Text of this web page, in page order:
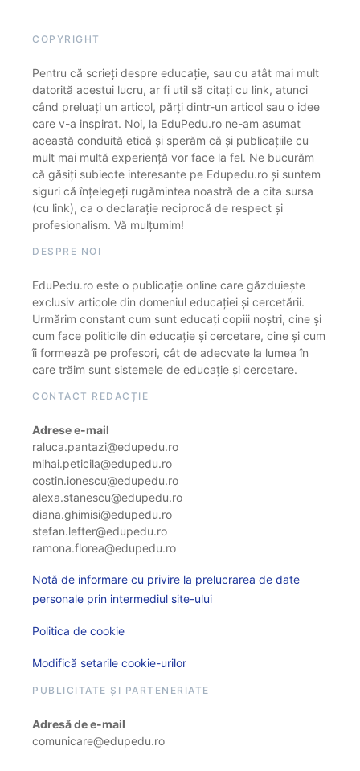
COPYRIGHT
Pentru că scrieți despre educație, sau cu atât mai mult
datorită acestui lucru, ar fi util să citați cu link, atunci
când preluați un articol, părți dintr-un articol sau o idee
care v-a inspirat. Noi, la EduPedu.ro ne-am asumat
această conduită etică și sperăm că și publicațiile cu
mult mai multă experiență vor face la fel. Ne bucurăm
că găsiți subiecte interesante pe Edupedu.ro și suntem
siguri că înțelegeți rugămintea noastră de a cita sursa
(cu link), ca o declarație reciprocă de respect și
profesionalism. Vă mulțumim!
DESPRE NOI
EduPedu.ro este o publicație online care găzduiește
exclusiv articole din domeniul educației și cercetării.
Urmărim constant cum sunt educați copiii noștri, cine și
cum face politicile din educație și cercetare, cine și cum
îi formează pe profesori, cât de adecvate la lumea în
care trăim sunt sistemele de educație și cercetare.
CONTACT REDACȚIE
Adrese e-mail
raluca.pantazi@edupedu.ro
mihai.peticila@edupedu.ro
costin.ionescu@edupedu.ro
alexa.stanescu@edupedu.ro
diana.ghimisi@edupedu.ro
stefan.lefter@edupedu.ro
ramona.florea@edupedu.ro
Notă de informare cu privire la prelucrarea de date
personale prin intermediul site-ului
Politica de cookie
Modifică setarile cookie-urilor
PUBLICITATE ȘI PARTENERIATE
Adresă de e-mail
comunicare@edupedu.ro